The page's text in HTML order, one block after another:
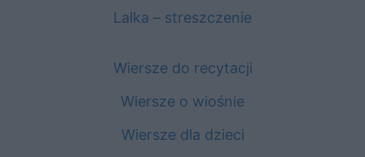
Lalka – streszczenie
Wiersze do recytacji
Wiersze o wiośnie
Wiersze dla dzieci